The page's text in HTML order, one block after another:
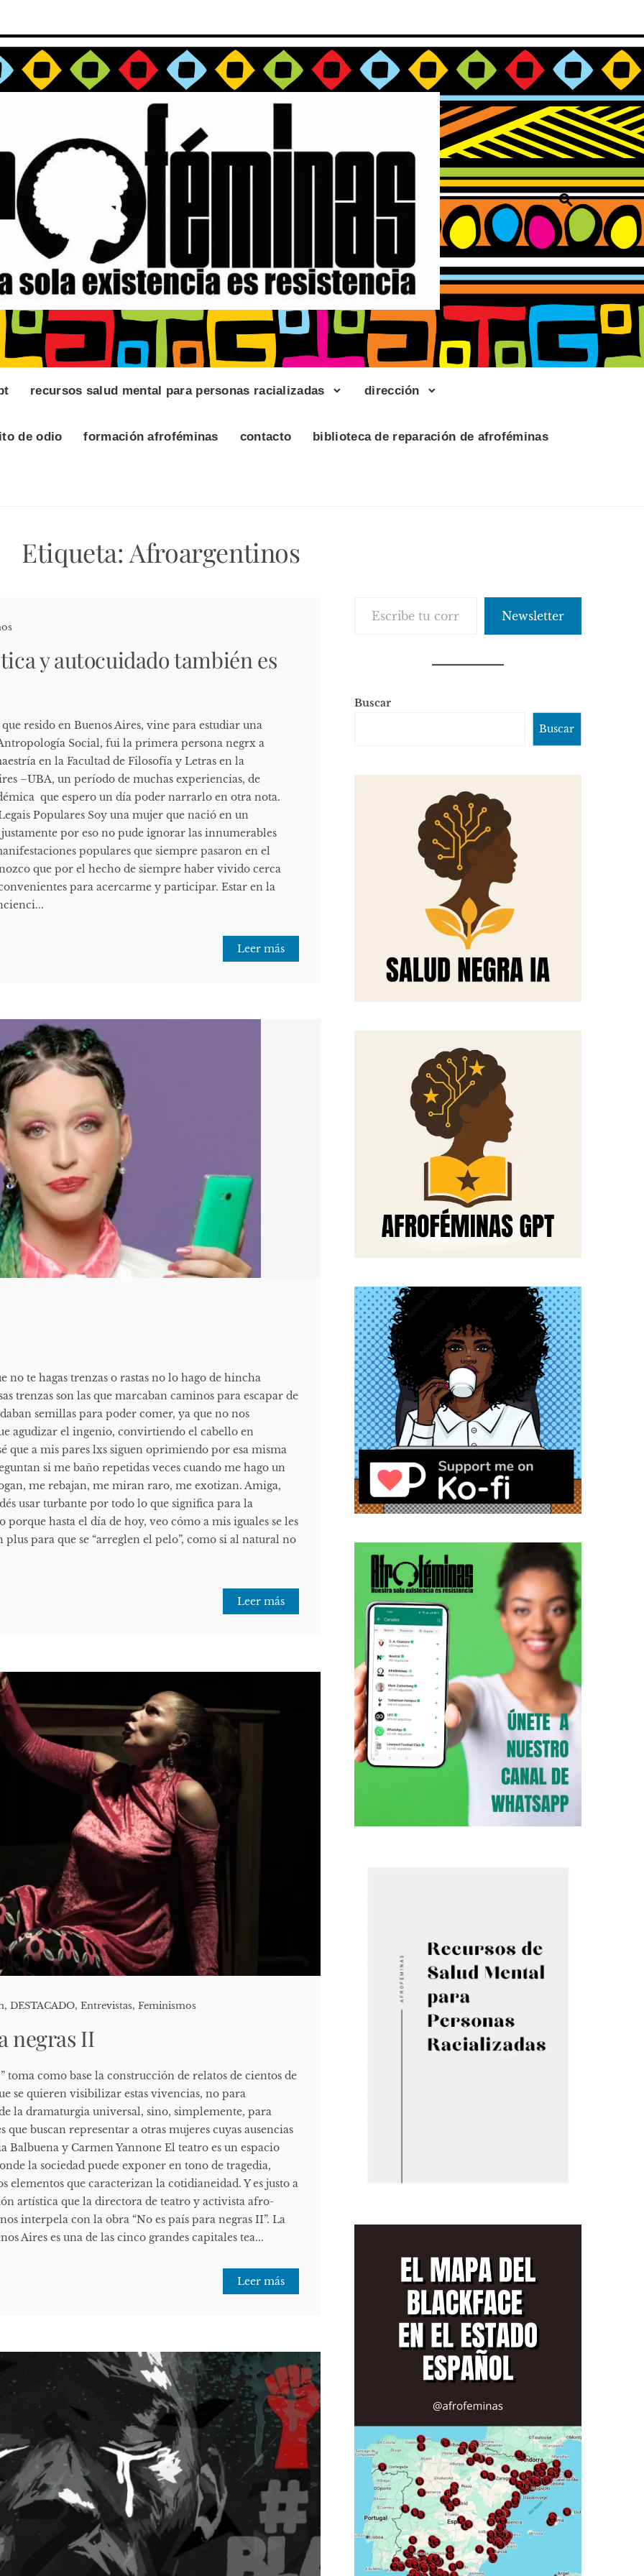
recursos salud mental para personas racializadas dirección
de odio formación afroféminas contacto biblioteca de reparación de afroféminas
Etiqueta: Afroargentinos
y autocuidado también es
resido en Buenos Aires, vine para estudiar una
Social, fui la primera persona negrx a
en la Facultad de Filosofía y Letras en la
–UBA, un período de muchas experiencias, de
que espero un día poder narrarlo en otra nota.
Populares Soy una mujer que nació en un
por eso no pude ignorar las innumerables
populares que siempre pasaron en el
que por el hecho de siempre haber vivido cerca
para acercarme y participar. Estar en la
Leer más
no te hagas trenzas o rastas no lo hago de hincha
trenzas son las que marcaban caminos para escapar de
semillas para poder comer, ya que no nos
agudizar el ingenio, convirtiendo el cabello en
que a mis pares lxs siguen oprimiendo por esa misma
si me baño repetidas veces cuando me hago un
me rebajan, me miran raro, me exotizan. Amiga,
usar turbante por todo lo que significa para la
hasta el día de hoy, veo cómo a mis iguales se les
plus para que se “arreglen el pelo”, como si al natural no
Leer más
,DESTACADO,Entrevistas,Feminismos
negras II
toma como base la construcción de relatos de cientos de
se quieren visibilizar estas vivencias, no para
la dramaturgia universal, sino, simplemente, para
buscan representar a otras mujeres cuyas ausencias
Balbuena y Carmen Yannone El teatro es un espacio
la sociedad puede exponer en tono de tragedia,
elementos que caracterizan la cotidianeidad. Y es justo a
artística que la directora de teatro y activista afro-
interpela con la obra “No es país para negras II”. La
Aires es una de las cinco grandes capitales tea...
Leer más
Newsletter
Buscar
Buscar